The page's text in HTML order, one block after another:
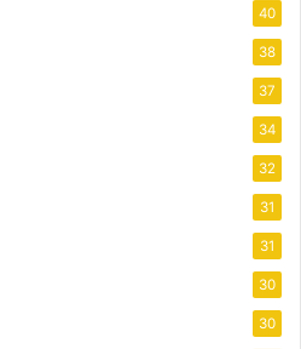
40
38
37
34
32
31
31
30
30